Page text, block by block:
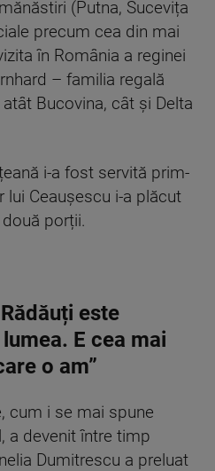
(Putna, Sucevița
precum cea din mai
în România a reginei
– familia regală
Bucovina, cât și Delta
i-a fost servită prim-
lui Ceaușescu i-a plăcut
porții.
este
E cea mai
o am”
cum i se mai spune
a devenit între timp
Dumitrescu a preluat